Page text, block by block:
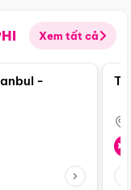
Xem tất cả
Điểm nổi bật
-